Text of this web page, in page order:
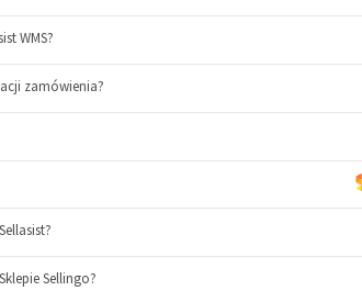
WMS?
zamówienia?
Sellingo?